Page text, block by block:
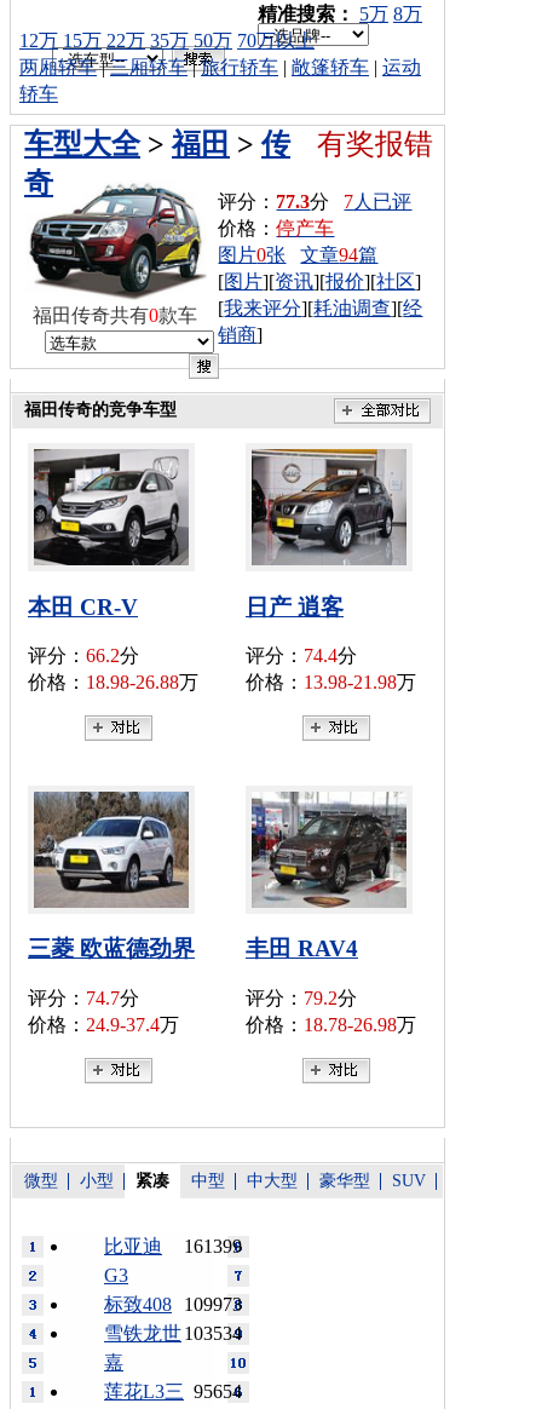
车型搜索：
精准搜索： 5万 8万
12万 15万 22万 35万 50万 70万以上
两厢轿车|三厢轿车|旅行轿车 | 敞篷轿车 | 运动
轿车
有奖报错
车型大全>福田 >传
奇
评分： 77.3分 7人已评
价格：停产车
图片0张 文章94篇
[图片][资讯][报价][社区]
[我来评分][耗油调查][经
销商]
福田传奇共有0款车
福田传奇的竞争车型
本田 CR-V
评分： 66.2分
价格： 18.98-26.88万
日产 逍客
评分： 74.4分
价格： 13.98-21.98万
三菱 欧蓝德劲界
评分： 74.7分
价格： 24.9-37.4万
丰田 RAV4
评分： 79.2分
价格： 18.78-26.98万
微型 小型 紧凑 中型 中大型 豪华型 SUV
161399
比亚迪
G3
109973
标致408
103534
雪铁龙世
嘉
95654
莲花L3三